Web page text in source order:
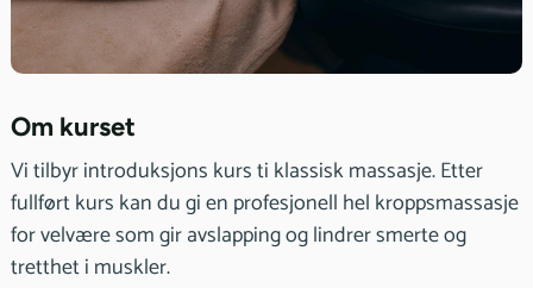
Om kurset
Vi tilbyr introduksjons kurs ti klassisk massasje. Etter
fullført kurs kan du gi en profesjonell hel kroppsmassasje
for velvære som gir avslapping og lindrer smerte og
tretthet i muskler.